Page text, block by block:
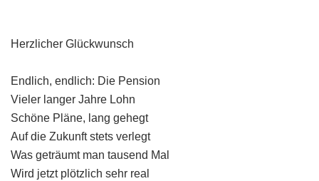
Herzlicher Glückwunsch
Endlich, endlich: Die Pension
Vieler langer Jahre Lohn
Schöne Pläne, lang gehegt
Auf die Zukunft stets verlegt
Was geträumt man tausend Mal
Wird jetzt plötzlich sehr real